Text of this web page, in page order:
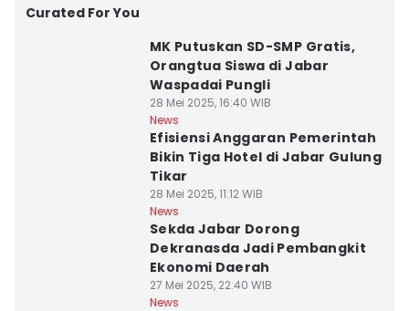
Curated For You
MK Putuskan SD-SMP Gratis,
Orangtua Siswa di Jabar
Waspadai Pungli
28 Mei 2025, 16:40 WIB
News
Efisiensi Anggaran Pemerintah
Bikin Tiga Hotel di Jabar Gulung
Tikar
28 Mei 2025, 11:12 WIB
News
Sekda Jabar Dorong
Dekranasda Jadi Pembangkit
Ekonomi Daerah
27 Mei 2025, 22:40 WIB
News